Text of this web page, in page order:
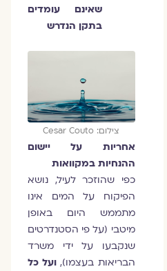
שאינם עומדים
בתקן הנדרש
צילום: Cesar Couto
אחריות על יישום
ההנחיות במקוואות
כפי שהוזכר לעיל, נושא
הפיקוח על המים אינו
מתממש היום באופן
מיטבי (על פי הסטנדרטים
שנקבעו על ידי משרד
הבריאות בעצמו),ועל כל